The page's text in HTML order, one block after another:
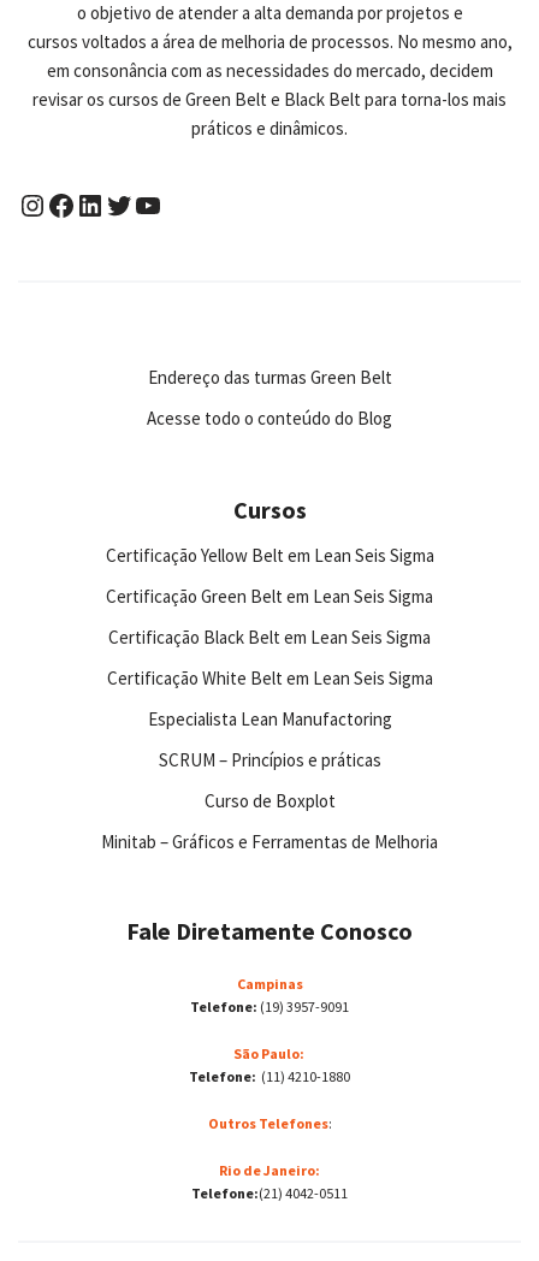
o objetivo de atender a alta demanda por projetos e
cursos voltados a área de melhoria de processos. No mesmo ano,
em consonância com as necessidades do mercado, decidem
revisar os cursos de Green Belt e Black Belt para torna-los mais
práticos e dinâmicos.
Endereço das turmas Green Belt
Acesse todo o conteúdo do Blog
Cursos
Certificação Yellow Belt em Lean Seis Sigma
Certificação Green Belt em Lean Seis Sigma
Certificação Black Belt em Lean Seis Sigma
Certificação White Belt em Lean Seis Sigma
Especialista Lean Manufactoring
SCRUM – Princípios e práticas
Curso de Boxplot
Minitab – Gráficos e Ferramentas de Melhoria
Fale Diretamente Conosco
Campinas
Telefone: (19) 3957-9091
São Paulo:
Telefone: (11) 4210-1880
Outros Telefones:
Rio de Janeiro:
Telefone:(21) 4042-0511